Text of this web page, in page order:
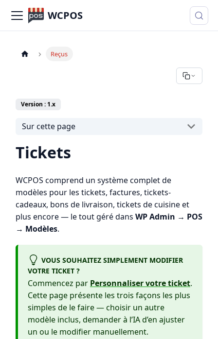
WCPOS
Reçus
Version : 1.x
Sur cette page
Tickets
WCPOS comprend un système complet de
modèles pour les tickets, factures, tickets-
cadeaux, bons de livraison, tickets de cuisine et
plus encore — le tout géré dans WP Admin → POS
→ Modèles.
VOUS SOUHAITEZ SIMPLEMENT MODIFIER
VOTRE TICKET ?
Commencez par Personnaliser votre ticket.
Cette page présente les trois façons les plus
simples de le faire — choisir un autre
modèle inclus, demander à l’IA d’en ajuster
un ou le modifier manuellement.